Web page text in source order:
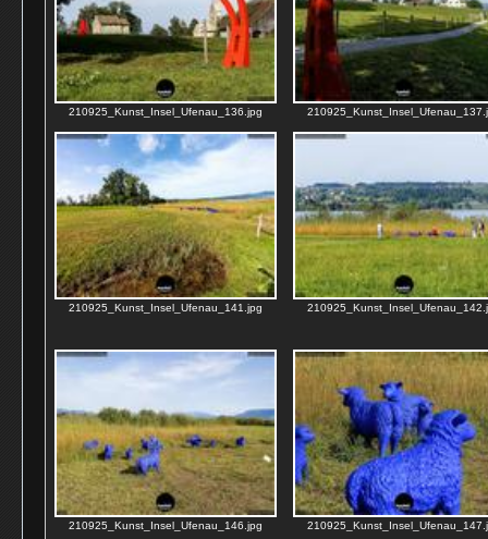
210925_Kunst_Insel_Ufenau_136.jpg
210925_Kunst_Insel_Ufenau_141.jpg
210925_Kunst_Insel_Ufenau_146.jpg